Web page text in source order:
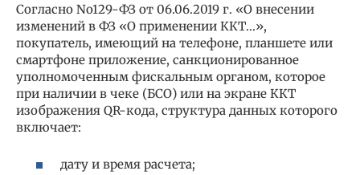
Согласно No129-ФЗ от 06.06.2019 г. «О внесении
изменений в ФЗ «О применении ККТ…»,
покупатель, имеющий на телефоне, планшете или
смартфоне приложение, санкционированное
уполномоченным фискальным органом, которое
при наличии в чеке (БСО) или на экране ККТ
изображения QR-кода, структура данных которого
включает:
дату и время расчета;